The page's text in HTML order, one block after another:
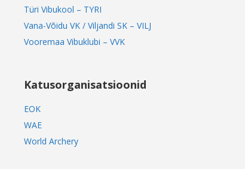
Türi Vibukool – TYRI
Vana-Võidu VK / Viljandi SK – VILJ
Vooremaa Vibuklubi – VVK
Katusorganisatsioonid
EOK
WAE
World Archery